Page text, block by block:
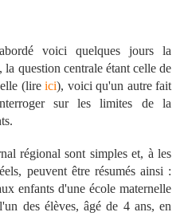
voici quelques jours la
question centrale étant celle de
(lireici), voici qu'un autre fait
sur les limites de la
régional sont simples et, à les
peuvent être résumés ainsi :
enfants d'une école maternelle
des élèves, âgé de 4 ans, en